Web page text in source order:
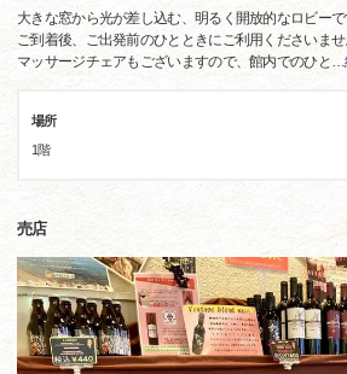
大きな窓から光が差し込む、明るく開放的なロビーで
ご到着後、ご出発前のひとときにご利用くださいませ
マッサージチェアもございますので、館内でのひと…
場所
1階
売店